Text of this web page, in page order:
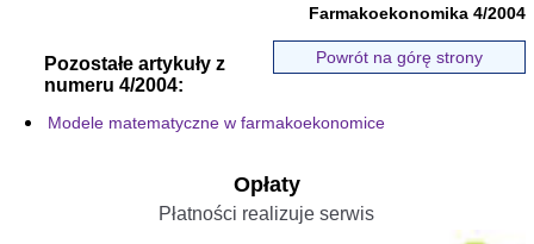
Farmakoekonomika 4/2004
Powrót na górę strony
Pozostałe artykuły z
numeru 4/2004:
Modele matematyczne w farmakoekonomice
Opłaty
Płatności realizuje serwis